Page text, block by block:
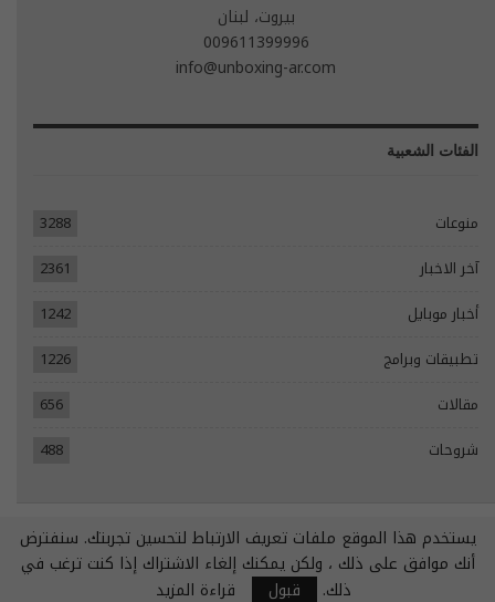
بيروت، لبنان
009611399996
info@unboxing-ar.com
الفئات الشعبية
منوعات
3288
آخر الاخبار
2361
أخبار موبايل
1242
تطبيقات وبرامج
1226
مقالات
656
شروحات
488
© 2026 - جميع الحقوق محفوظة.
تصميم مواقع انترنت: Tecomsa
يستخدم هذا الموقع ملفات تعريف الارتباط لتحسين تجربتك. سنفترض
أنك موافق على ذلك ، ولكن يمكنك إلغاء الاشتراك إذا كنت ترغب في
ذلك.
قبول قراءة المزيد